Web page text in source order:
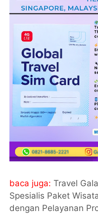
baca juga:Travel
Spesialis Paket
dengan Pelayanan